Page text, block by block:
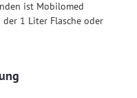
ist Mobilomed
1 Liter Flasche oder